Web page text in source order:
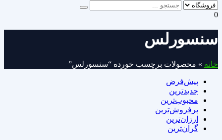
0
سنسورلس
خانه » محصولات برچسب خورده “سنسورلس”
پیش‌فرض
جدیدترین
محبوب‌ترین
پرفروش‌ترین
ارزان‌ترین
گران‌ترین